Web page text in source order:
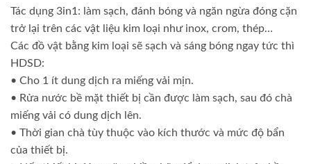
Tác dụng 3in1: làm sạch, đánh bóng và ngăn ngừa đóng cặn
trở lại trên các vật liệu kim loại như inox, crom, thép…
Các đồ vật bằng kim loại sẽ sạch và sáng bóng ngay tức thì
HDSD:
• Cho 1 ít dung dịch ra miếng vải mịn.
• Rửa nước bề mặt thiết bị cần được làm sạch, sau đó chà
miếng vải có dung dịch lên.
• Thời gian chà tùy thuộc vào kích thước và mức độ bẩn
của thiết bị.